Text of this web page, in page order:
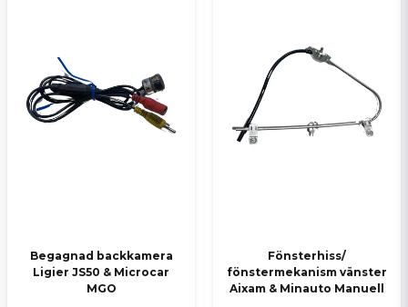
Begagnad backkamera
Ligier JS50 & Microcar
MGO
Fönsterhiss/
fönstermekanism vänster
Aixam & Minauto Manuell